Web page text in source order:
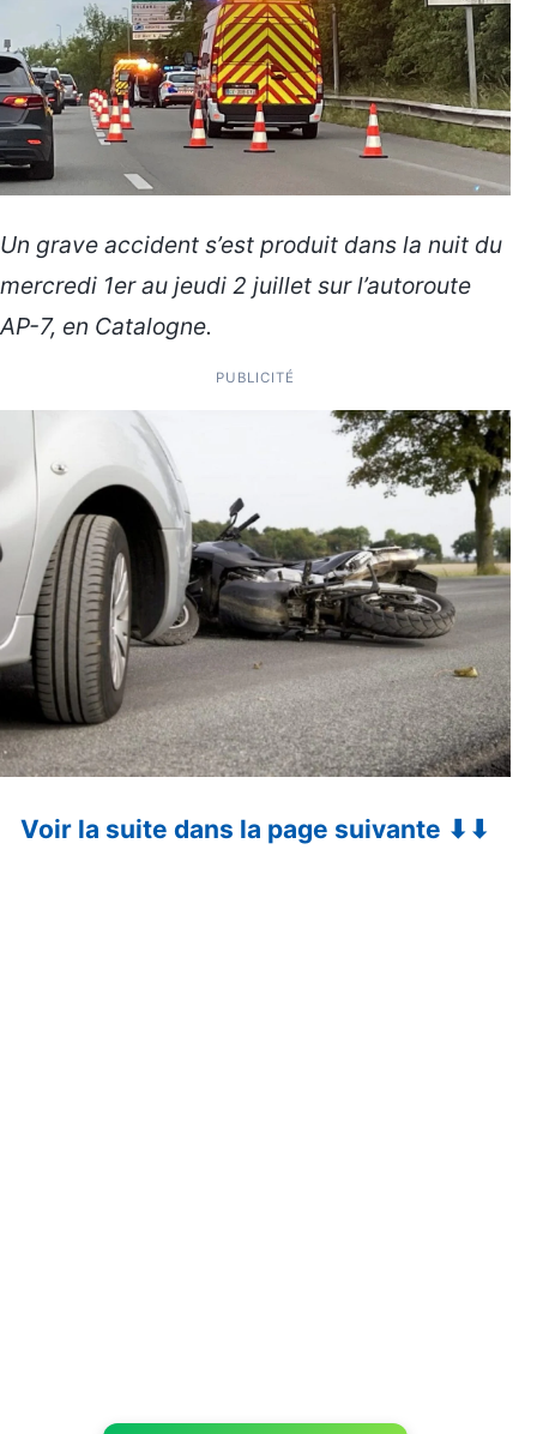
Un grave accident s’est produit dans la nuit du
mercredi 1er au jeudi 2 juillet sur l’autoroute
AP-7, en Catalogne.
PUBLICITÉ
Voir la suite dans la page suivante ⬇⬇